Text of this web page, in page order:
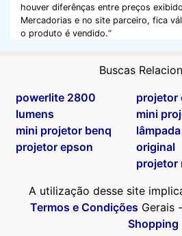
houver diferênças entre preços
Mercadorias e no site parceiro, fica
o produto é vendido.“
Buscas
powerlite 2800
lumens
mini projetor benq
projetor epson
projetor
mini
original
projetor
A utilização desse site
Termos e Condições Gerais -
Shopping